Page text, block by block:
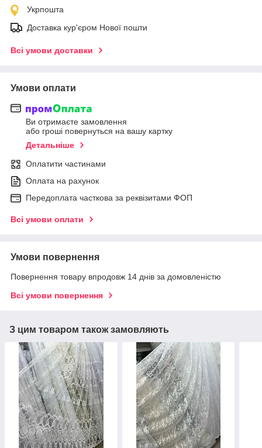
Укрпошта
Доставка кур'єром Нової пошти
Всі умови доставки
Умови оплати
Ви отримаєте замовлення
або гроші повернуться на вашу картку
Детальніше
Оплатити частинами
Оплата на рахунок
Передоплата часткова за реквізитами ФОП
Всі умови оплати
Умови повернення
Повернення товару впродовж 14 днів за домовленістю
Всі умови повернення
З цим товаром також замовляють